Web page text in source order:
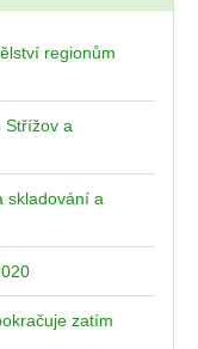
regionům
Střížov a
skladování a
zatím